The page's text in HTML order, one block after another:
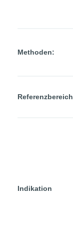
Methoden:
Referenzbereich
Indikation